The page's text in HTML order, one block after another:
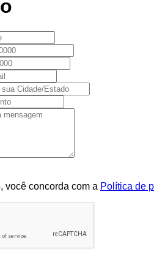
você concorda com a Política de